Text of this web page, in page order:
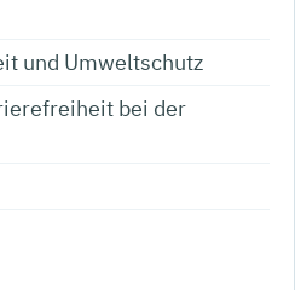
und Umweltschutz
bei der